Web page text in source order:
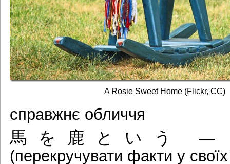
A Rosie Sweet Home (Flickr, CC)
справжнє обличчя
馬を鹿という
—
(перекручувати факти у